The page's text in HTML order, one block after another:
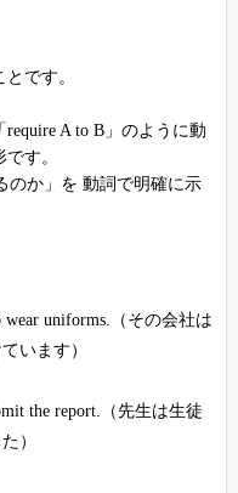
です。
A to B」のように動
す。
のか」を 動詞で明確に示
wear uniforms.（その会社は
います）
the report.（先生は生徒
）